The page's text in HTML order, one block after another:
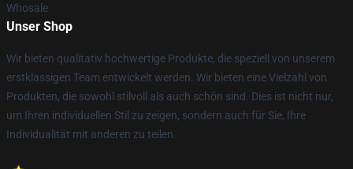
Whosale
Unser Shop
Wir bieten qualitativ hochwertige Produkte, die speziell von unserem
erstklassigen Team entwickelt werden. Wir bieten eine Vielzahl von
Produkten, die sowohl stilvoll als auch schön sind. Dies ist nicht nur,
um Ihren individuellen Stil zu zeigen, sondern auch für Sie, Ihre
Individualität mit anderen zu teilen.